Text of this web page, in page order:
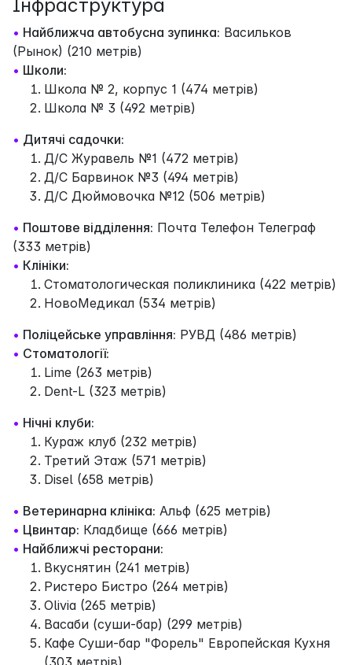
Інфраструктура
• Найближча автобусна зупинка: Васильков
(Рынок) (210 метрів)
• Школи:
Школа № 2, корпус 1 (474 метрів)
Школа № 3 (492 метрів)
• Дитячі садочки:
Д/С Журавель №1 (472 метрів)
Д/С Барвинок №3 (494 метрів)
Д/С Дюймовочка №12 (506 метрів)
• Поштове відділення: Почта Телефон Телеграф
(333 метрів)
• Клініки:
Стоматологическая поликлиника (422 метрів)
НовоМедикал (534 метрів)
• Поліцейське управління: РУВД (486 метрів)
• Стоматології:
Lime (263 метрів)
Dent-L (323 метрів)
• Нічні клуби:
Кураж клуб (232 метрів)
Третий Этаж (571 метрів)
Disel (658 метрів)
• Ветеринарна клініка: Альф (625 метрів)
• Цвинтар: Кладбище (666 метрів)
• Найближчі ресторани:
Вкуснятин (241 метрів)
Ристеро Бистро (264 метрів)
Olivia (265 метрів)
Васаби (суши-бар) (299 метрів)
Кафе Суши-бар "Форель" Европейская Кухня
(303 метрів)